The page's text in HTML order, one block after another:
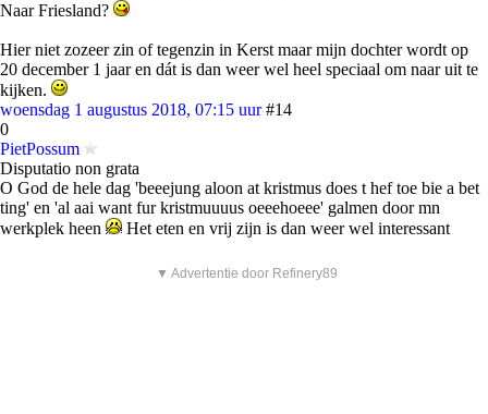
Naar Friesland?
Hier niet zozeer zin of tegenzin in Kerst maar mijn dochter wordt op
20 december 1 jaar en dát is dan weer wel heel speciaal om naar uit te
kijken.
woensdag 1 augustus 2018, 07:15 uur #14
0
PietPossum
Disputatio non grata
O God de hele dag 'beeejung aloon at kristmus does t hef toe bie a bet
ting' en 'al aai want fur kristmuuuus oeeehoeee' galmen door mn
werkplek heen
Het eten en vrij zijn is dan weer wel interessant
▼ Advertentie door Refinery89